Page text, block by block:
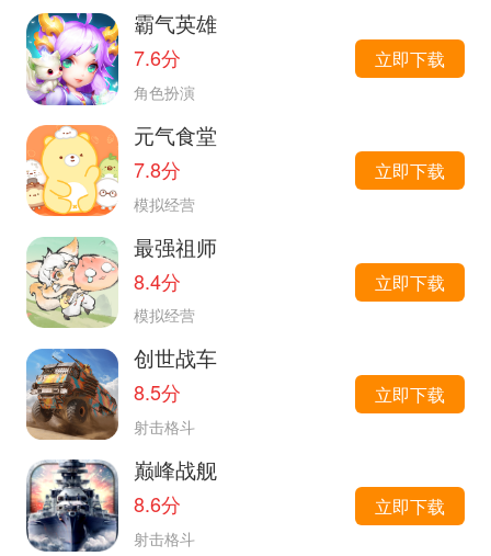
霸气英雄
7.6分
角色扮演
立即下载
元气食堂
7.8分
模拟经营
立即下载
最强祖师
8.4分
模拟经营
立即下载
创世战车
8.5分
射击格斗
立即下载
巅峰战舰
8.6分
射击格斗
立即下载